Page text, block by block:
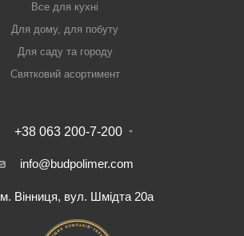
Все для кухні
Для дому, для побуту
Для саду та городу
Святковий асортимент
+38 063 200-7-200
info@budpolimer.com
м. Вінниця, вул. Шмідта 20а